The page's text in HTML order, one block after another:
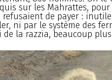
sur les Mahrattes,
de payer :
ni par le système des
la razzia, beaucoup